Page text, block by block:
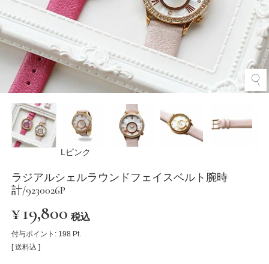
Lピンク
ラジアルシェルラウンドフェイスベルト腕時
計/9230026P
¥19,800 税込
付与ポイント: 198 Pt.
送料込